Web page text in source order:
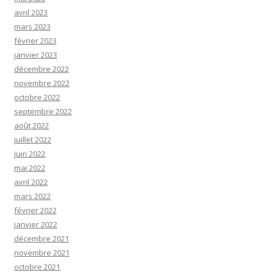
avril 2023
mars 2023
février 2023
janvier 2023
décembre 2022
novembre 2022
octobre 2022
septembre 2022
août 2022
juillet 2022
juin 2022
mai 2022
avril 2022
mars 2022
février 2022
janvier 2022
décembre 2021
novembre 2021
octobre 2021